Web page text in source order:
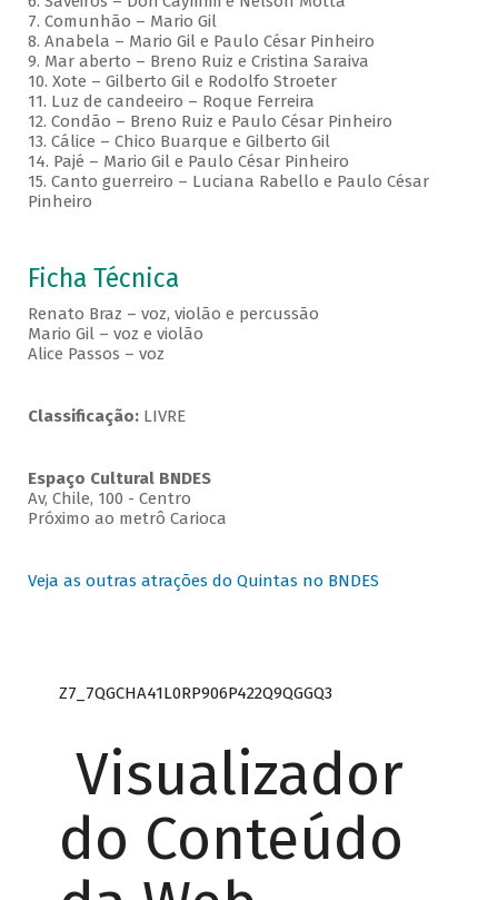
7. Comunhão – Mario Gil
8. Anabela – Mario Gil e Paulo César Pinheiro
9. Mar aberto – Breno Ruiz e Cristina Saraiva
10. Xote – Gilberto Gil e Rodolfo Stroeter
11. Luz de candeeiro – Roque Ferreira
12. Condão – Breno Ruiz e Paulo César Pinheiro
13. Cálice – Chico Buarque e Gilberto Gil
14. Pajé – Mario Gil e Paulo César Pinheiro
15. Canto guerreiro – Luciana Rabello e Paulo César
Pinheiro
Ficha Técnica
Renato Braz – voz, violão e percussão
Mario Gil – voz e violão
Alice Passos – voz
Classificação: LIVRE
Espaço Cultural BNDES
Av, Chile, 100 - Centro
Próximo ao metrô Carioca
Veja as outras atrações do Quintas no BNDES
Z7_7QGCHA41L0RP906P422Q9QGGQ3
Visualizador
do Conteúdo